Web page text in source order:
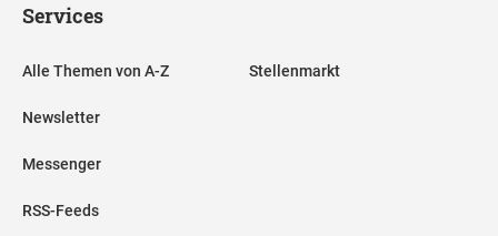
Services
Alle Themen von A-Z
Newsletter
Messenger
RSS-Feeds
Stellenmarkt